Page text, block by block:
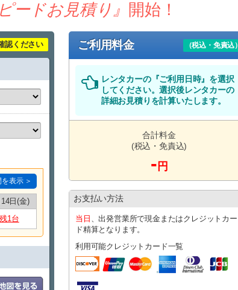
確認ください。
金の100％
ードお見積り』 開始！
認ください
表示 ＞
日(金)
残1台
ご利用料金 （税込・免責込）
レンタカーの『ご利用日時』を選択
してください。選択後レンタカーの
詳細お見積りを計算いたします。
合計料金
(税込・免責込)
- 円
お支払い方法
当日 、出発営業所で現金またはクレジットカー
ド精算となります。
利用可能クレジットカード一覧